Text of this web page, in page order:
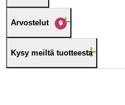
Arvostelut 9
Kysy meiltä tuotteesta